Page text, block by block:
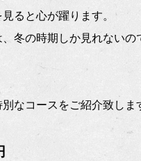
ると心が躍ります。
冬の時期しか見れないの
なコースをご紹介致しま